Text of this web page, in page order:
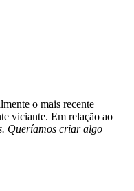
o mais recente
viciante. Em relação ao
Queríamos criar algo